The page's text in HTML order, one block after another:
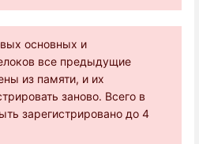
основных и
все предыдущие
из памяти, и их
заново. Всего в
зарегистрировано до 4